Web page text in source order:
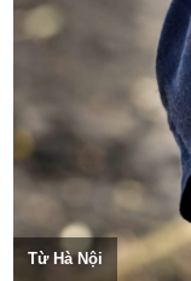
Từ Hà Nội